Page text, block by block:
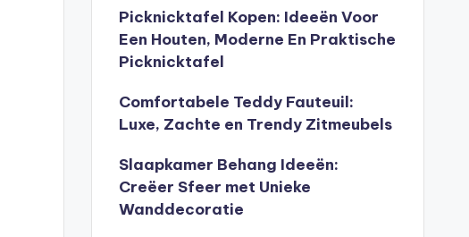
Picknicktafel Kopen: Ideeën Voor
Een Houten, Moderne En Praktische
Picknicktafel
Comfortabele Teddy Fauteuil:
Luxe, Zachte en Trendy Zitmeubels
Slaapkamer Behang Ideeën:
Creëer Sfeer met Unieke
Wanddecoratie